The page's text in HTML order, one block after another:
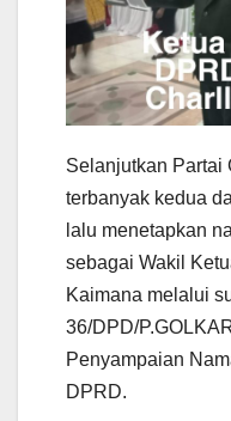
Selanjutkan Partai
terbanyak kedua
lalu menetapkan
sebagai Wakil
Kaimana melalui
36/DPD/
Penyampaian
DPRD.